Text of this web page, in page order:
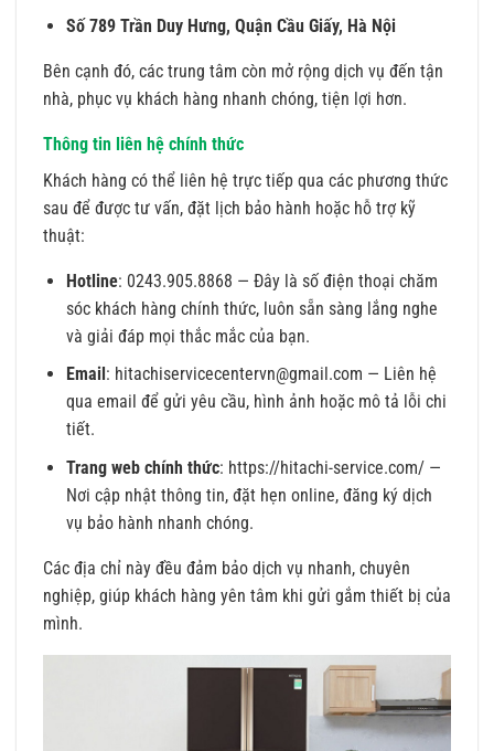
Số 789 Trần Duy Hưng, Quận Cầu Giấy, Hà Nội
Bên cạnh đó, các trung tâm còn mở rộng dịch vụ đến tận
nhà, phục vụ khách hàng nhanh chóng, tiện lợi hơn.
Thông tin liên hệ chính thức
Khách hàng có thể liên hệ trực tiếp qua các phương thức
sau để được tư vấn, đặt lịch bảo hành hoặc hỗ trợ kỹ
thuật:
Hotline: 0243.905.8868 — Đây là số điện thoại chăm
sóc khách hàng chính thức, luôn sẵn sàng lắng nghe
và giải đáp mọi thắc mắc của bạn.
Email : hitachiservicecentervn@gmail.com — Liên hệ
qua email để gửi yêu cầu, hình ảnh hoặc mô tả lỗi chi
tiết.
Trang web chính thức: https://hitachi-service.com/—
Nơi cập nhật thông tin, đặt hẹn online, đăng ký dịch
vụ bảo hành nhanh chóng.
Các địa chỉ này đều đảm bảo dịch vụ nhanh, chuyên
nghiệp, giúp khách hàng yên tâm khi gửi gắm thiết bị của
mình.